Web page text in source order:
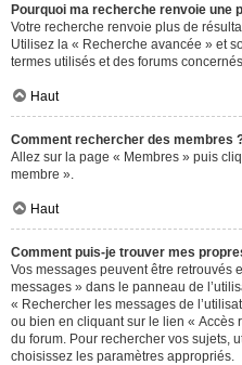
Pourquoi ma recherche renvoie une
Votre recherche renvoie plus de
Utilisez la « Recherche avancée » et
termes utilisés et des forums
Haut
Comment rechercher des membres
Allez sur la page « Membres » puis
membre ».
Haut
Comment puis-je trouver mes
Vos messages peuvent être retrouvés
messages » dans le panneau de
« Rechercher les messages de
ou bien en cliquant sur le lien « Accès
du forum. Pour rechercher vos sujets,
choisissez les paramètres appropriés.